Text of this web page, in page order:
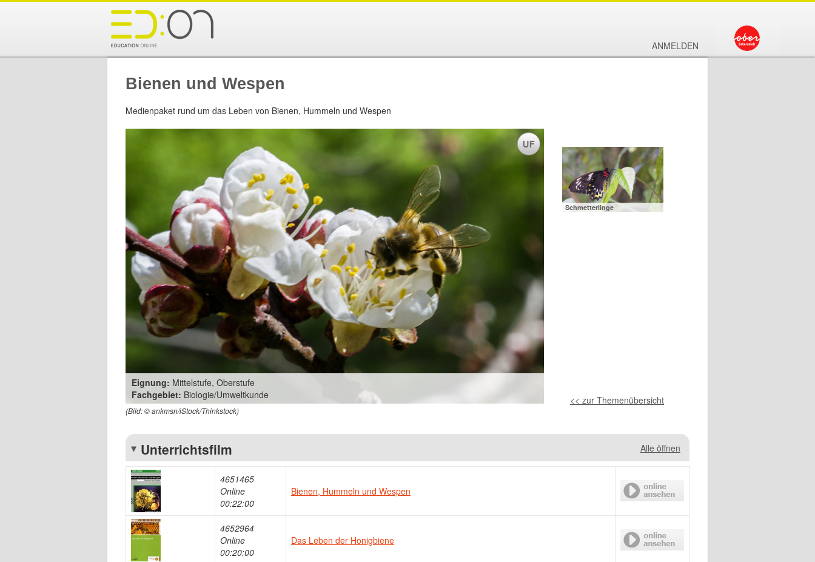
ANMELDEN
Bienen und Wespen
Medienpaket rund um das Leben von Bienen, Hummeln und Wespen
Eignung: Mittelstufe, Oberstufe
Fachgebiet: Biologie/Umweltkunde
(Bild: © ankmsn/iStock/Thinkstock)
Schmetterlinge
<< zur Themenübersicht
Unterrichtsfilm Alle öffnen
4651465
Online
00:22:00
Bienen, Hummeln und Wespen
4652964
Online
00:20:00
Das Leben der Honigbiene